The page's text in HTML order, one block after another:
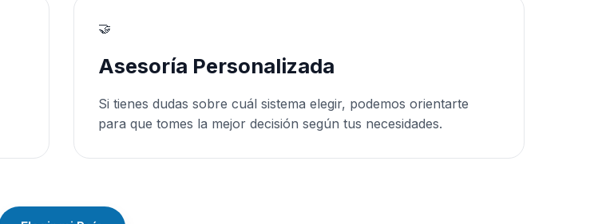
🤝
Asesoría Personalizada
Si tienes dudas sobre cuál sistema elegir, podemos orientarte
para que tomes la mejor decisión según tus necesidades.